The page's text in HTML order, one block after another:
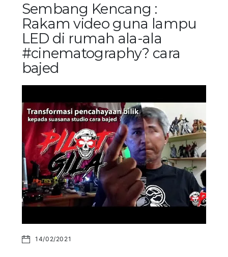
Sembang Kencang :
Rakam video guna lampu
LED di rumah ala-ala
#cinematography? cara
bajed
14/02/2021